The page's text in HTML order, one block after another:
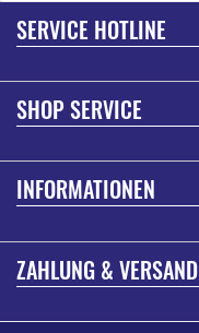
SERVICE HOTLINE
SHOP SERVICE
INFORMATIONEN
ZAHLUNG & VERSAND